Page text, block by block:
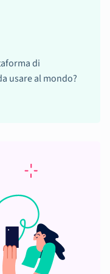
di
usare al mondo?